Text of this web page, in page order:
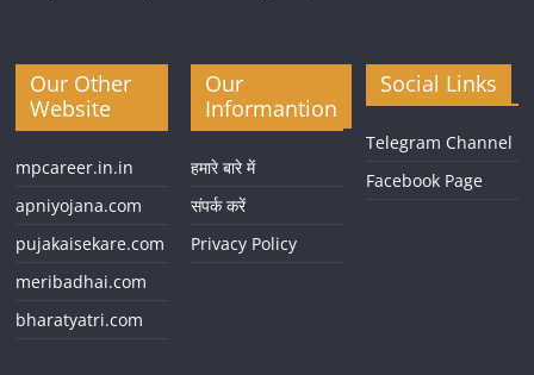
Our Other
Website
mpcareer.in.in
apniyojana.com
pujakaisekare.com
meribadhai.com
bharatyatri.com
Our
Informantion
हमारे बारे में
संपर्क करें
Privacy Policy
Social Links
Telegram Channel
Facebook Page